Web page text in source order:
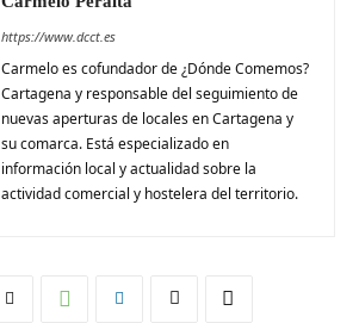
https://www.dcct.es
Carmelo es cofundador de ¿Dónde Comemos?
Cartagena y responsable del seguimiento de
nuevas aperturas de locales en Cartagena y
su comarca. Está especializado en
información local y actualidad sobre la
actividad comercial y hostelera del territorio.